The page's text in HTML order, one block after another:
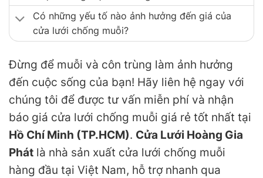
Có những yếu tố nào ảnh hưởng đến giá của
cửa lưới chống muỗi?
Đừng để muỗi và côn trùng làm ảnh hưởng
đến cuộc sống của bạn! Hãy liên hệ ngay với
chúng tôi để được tư vấn miễn phí và nhận
báo giá cửa lưới chống muỗi giá rẻ tốt nhất tại
Hồ Chí Minh (TP.HCM). Cửa Lưới Hoàng Gia
Phát là nhà sản xuất cửa lưới chống muỗi
hàng đầu tại Việt Nam, hỗ trợ nhanh qua